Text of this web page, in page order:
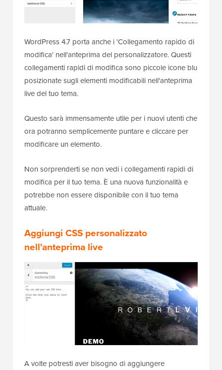
WordPress 4.7 porta anche i 'Collegamento rapido di
modifica' nell'anteprima del personalizzatore. Questi
collegamenti rapidi di modifica sono piccole icone blu
posizionate sugli elementi modificabili nell'anteprima
live del tuo tema.
Questo sarà immensamente utile per i nuovi utenti che
ora potranno semplicemente puntare e cliccare per
modificare un elemento.
Non sorprenderti se non vedi i collegamenti rapidi di
modifica per il tuo tema. È una nuova funzionalità e
potrebbe non essere disponibile con il tuo tema
attuale.
Aggiungi CSS personalizzato
nell'anteprima live
A volte potresti aver bisogno di aggiungere